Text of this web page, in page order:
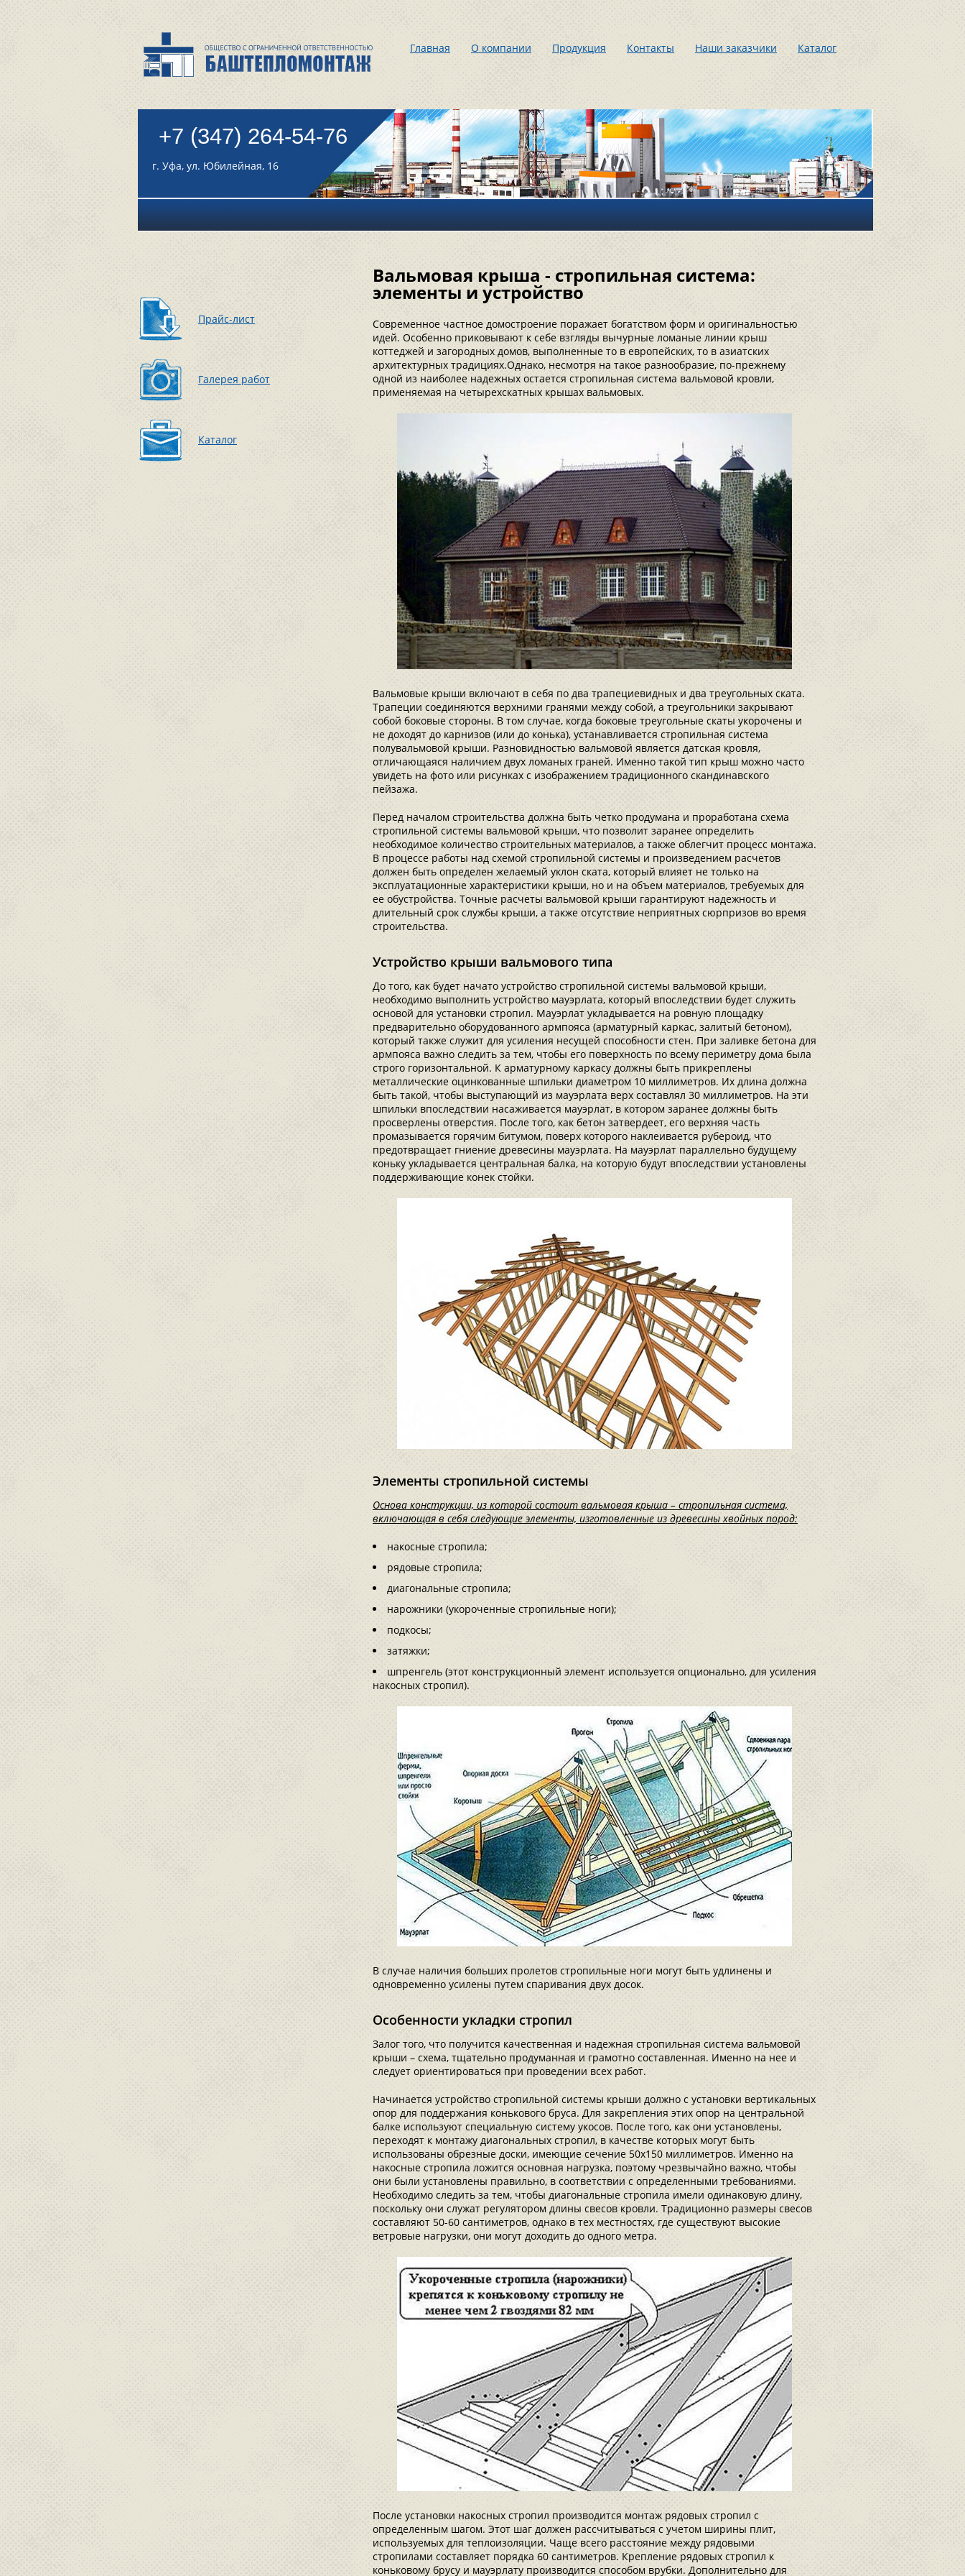
Главная О компании Продукция Контакты Наши заказчики Каталог
+7 (347) 264-54-76
г. Уфа, ул. Юбилейная, 16
Прайс-лист
Галерея работ
Каталог
Вальмовая крыша - стропильная система:
элементы и устройство
Современное частное домостроение поражает богатством форм и оригинальностью
идей. Особенно приковывают к себе взгляды вычурные ломаные линии крыш
коттеджей и загородных домов, выполненные то в европейских, то в азиатских
архитектурных традициях.Однако, несмотря на такое разнообразие, по-прежнему
одной из наиболее надежных остается стропильная система вальмовой кровли,
применяемая на четырехскатных крышах вальмовых.
Вальмовые крыши включают в себя по два трапециевидных и два треугольных ската.
Трапеции соединяются верхними гранями между собой, а треугольники закрывают
собой боковые стороны. В том случае, когда боковые треугольные скаты укорочены и
не доходят до карнизов (или до конька), устанавливается стропильная система
полувальмовой крыши. Разновидностью вальмовой является датская кровля,
отличающаяся наличием двух ломаных граней. Именно такой тип крыш можно часто
увидеть на фото или рисунках с изображением традиционного скандинавского
пейзажа.
Перед началом строительства должна быть четко продумана и проработана схема
стропильной системы вальмовой крыши, что позволит заранее определить
необходимое количество строительных материалов, а также облегчит процесс монтажа.
В процессе работы над схемой стропильной системы и произведением расчетов
должен быть определен желаемый уклон ската, который влияет не только на
эксплуатационные характеристики крыши, но и на объем материалов, требуемых для
ее обустройства. Точные расчеты вальмовой крыши гарантируют надежность и
длительный срок службы крыши, а также отсутствие неприятных сюрпризов во время
строительства.
Устройство крыши вальмового типа
До того, как будет начато устройство стропильной системы вальмовой крыши,
необходимо выполнить устройство мауэрлата, который впоследствии будет служить
основой для установки стропил. Мауэрлат укладывается на ровную площадку
предварительно оборудованного армпояса (арматурный каркас, залитый бетоном),
который также служит для усиления несущей способности стен. При заливке бетона для
армпояса важно следить за тем, чтобы его поверхность по всему периметру дома была
строго горизонтальной. К арматурному каркасу должны быть прикреплены
металлические оцинкованные шпильки диаметром 10 миллиметров. Их длина должна
быть такой, чтобы выступающий из мауэрлата верх составлял 30 миллиметров. На эти
шпильки впоследствии насаживается мауэрлат, в котором заранее должны быть
просверлены отверстия. После того, как бетон затвердеет, его верхняя часть
промазывается горячим битумом, поверх которого наклеивается рубероид, что
предотвращает гниение древесины мауэрлата. На мауэрлат параллельно будущему
коньку укладывается центральная балка, на которую будут впоследствии установлены
поддерживающие конек стойки.
Элементы стропильной системы
Основа конструкции, из которой состоит вальмовая крыша – стропильная система,
включающая в себя следующие элементы, изготовленные из древесины хвойных пород:
накосные стропила;
рядовые стропила;
диагональные стропила;
нарожники (укороченные стропильные ноги);
подкосы;
затяжки;
шпренгель (этот конструкционный элемент используется опционально, для усиления
накосных стропил).
В случае наличия больших пролетов стропильные ноги могут быть удлинены и
одновременно усилены путем спаривания двух досок.
Особенности укладки стропил
Залог того, что получится качественная и надежная стропильная система вальмовой
крыши – схема, тщательно продуманная и грамотно составленная. Именно на нее и
следует ориентироваться при проведении всех работ.
Начинается устройство стропильной системы крыши должно с установки вертикальных
опор для поддержания конькового бруса. Для закрепления этих опор на центральной
балке используют специальную систему укосов. После того, как они установлены,
переходят к монтажу диагональных стропил, в качестве которых могут быть
использованы обрезные доски, имеющие сечение 50х150 миллиметров. Именно на
накосные стропила ложится основная нагрузка, поэтому чрезвычайно важно, чтобы
они были установлены правильно, в соответствии с определенными требованиями.
Необходимо следить за тем, чтобы диагональные стропила имели одинаковую длину,
поскольку они служат регулятором длины свесов кровли. Традиционно размеры свесов
составляют 50-60 сантиметров, однако в тех местностях, где существуют высокие
ветровые нагрузки, они могут доходить до одного метра.
После установки накосных стропил производится монтаж рядовых стропил с
определенным шагом. Этот шаг должен рассчитываться с учетом ширины плит,
используемых для теплоизоляции. Чаще всего расстояние между рядовыми
стропилами составляет порядка 60 сантиметров. Крепление рядовых стропил к
коньковому брусу и мауэрлату производится способом врубки. Дополнительно для